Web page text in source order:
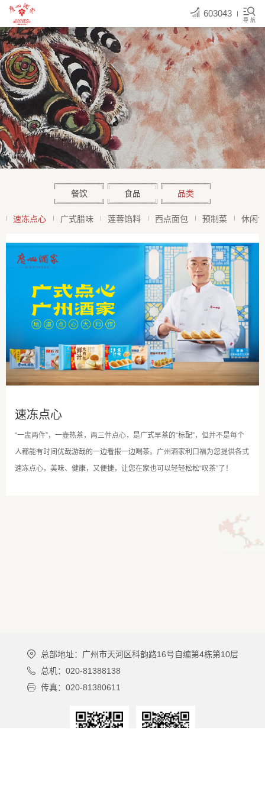
603043
导 航
餐饮 食品 品类
速冻点心 广式腊味 莲蓉馅料 西点面包 预制菜 休闲
速冻点心
“一盅两件”，一壶热茶，两三件点心，是广式早茶的“标配”，但并不是每个
人都能有时间优哉游哉的一边看报一边喝茶。广州酒家利口福为您提供各式
速冻点心，美味、健康，又便捷，让您在家也可以轻轻松松“叹茶”了！
总部地址：广州市天河区科韵路16号自编第4栋第10层
总机：020-81388138
传真：020-81380611